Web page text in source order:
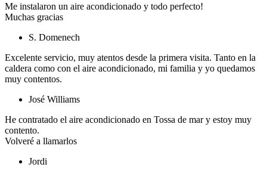
Me instalaron un aire acondicionado y todo perfecto!
Muchas gracias
S. Domenech
Excelente servicio, muy atentos desde la primera visita. Tanto en la
caldera como con el aire acondicionado, mi familia y yo quedamos
muy contentos.
José Williams
He contratado el aire acondicionado en Tossa de mar y estoy muy
contento.
Volveré a llamarlos
Jordi